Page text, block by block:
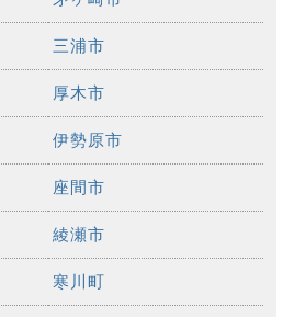
三浦市
厚木市
伊勢原市
座間市
綾瀬市
寒川町